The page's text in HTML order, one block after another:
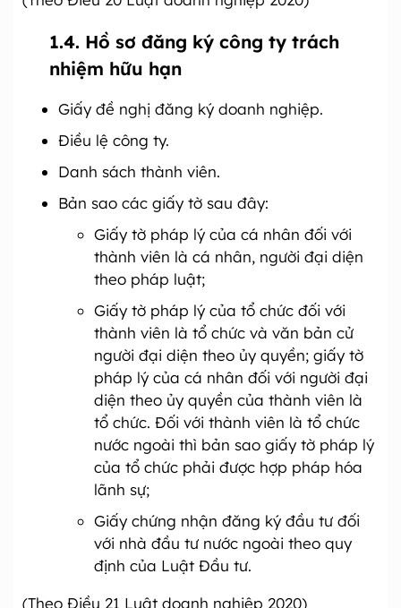
1.4. Hồ sơ đăng ký công ty trách
nhiệm hữu hạn
Giấy đề nghị đăng ký doanh nghiệp.
Điều lệ công ty.
Danh sách thành viên.
Bản sao các giấy tờ sau đây:
Giấy tờ pháp lý của cá nhân đối với
thành viên là cá nhân, người đại diện
theo pháp luật;
Giấy tờ pháp lý của tổ chức đối với
thành viên là tổ chức và văn bản cử
người đại diện theo ủy quyền; giấy tờ
pháp lý của cá nhân đối với người đại
diện theo ủy quyền của thành viên là
tổ chức. Đối với thành viên là tổ chức
nước ngoài thì bản sao giấy tờ pháp lý
của tổ chức phải được hợp pháp hóa
lãnh sự;
Giấy chứng nhận đăng ký đầu tư đối
với nhà đầu tư nước ngoài theo quy
định của Luật Đầu tư.
(Theo Điều 21 Luật doanh nghiệp 2020)